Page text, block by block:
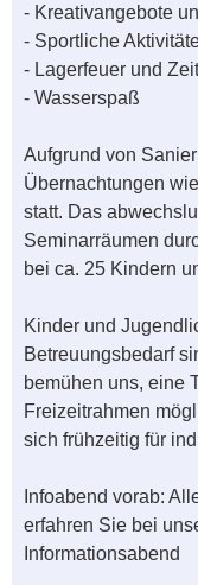
- Kreativangebote
- Sportliche
- Lagerfeuer und
- Wasserspaß
Aufgrund von
Übernachtungen
statt. Das
Seminarräumen
bei ca. 25 Kindern
Kinder und
Betreuungsbedarf
bemühen uns, eine
Freizeitrahmen
sich frühzeitig für
Infoabend vorab:
erfahren Sie bei
Informationsabend